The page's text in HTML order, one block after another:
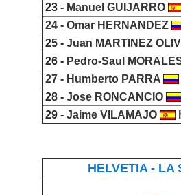
23 - Manuel GUIJARRO
24 - Omar HERNANDEZ
25 - Juan MARTINEZ
26 - Pedro-Saul
27 - Humberto PARRA
28 - Jose RONCANCIO
29 - Jaime VILAMAJO
HELVETIA - LA